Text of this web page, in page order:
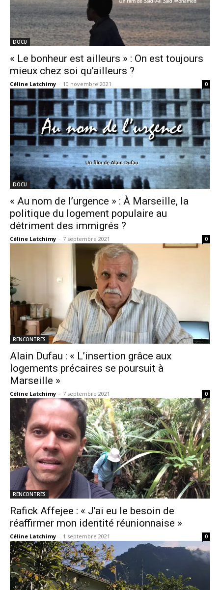
DOCU
« Le bonheur est ailleurs » : On est toujours
mieux chez soi qu’ailleurs ?
Céline Latchimy - 10 novembre 2021 0
DOCU
« Au nom de l’urgence » : À Marseille, la
politique du logement populaire au
détriment des immigrés ?
Céline Latchimy - 7 septembre 2021 0
RENCONTRES
Alain Dufau : « L’insertion grâce aux
logements précaires se poursuit à
Marseille »
Céline Latchimy - 7 septembre 2021 0
RENCONTRES
Rafick Affejee : « J’ai eu le besoin de
réaffirmer mon identité réunionnaise »
Céline Latchimy - 1 septembre 2021 0